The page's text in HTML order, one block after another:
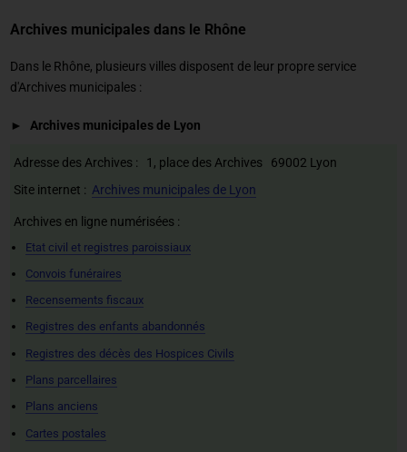
Archives municipales dans le Rhône
Dans le Rhône, plusieurs villes disposent de leur propre service
d'Archives municipales :
Archives municipales de Lyon
Adresse des Archives : 1, place des Archives 69002 Lyon
Site internet :Archives municipales de Lyon
Archives en ligne numérisées :
Etat civil et registres paroissiaux
Convois funéraires
Recensements fiscaux
Registres des enfants abandonnés
Registres des décès des Hospices Civils
Plans parcellaires
Plans anciens
Cartes postales